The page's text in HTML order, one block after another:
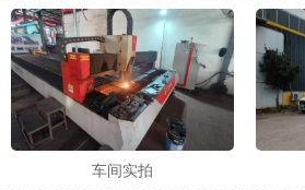
车间实拍